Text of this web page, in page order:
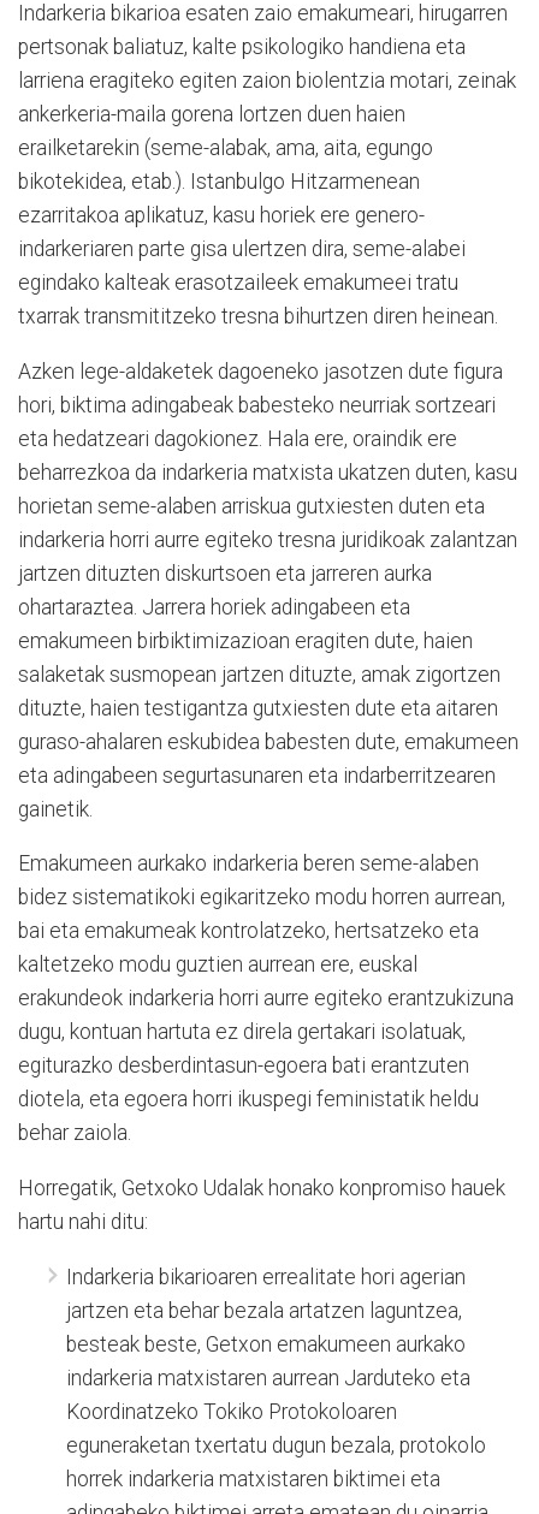
Indarkeria bikarioa esaten zaio emakumeari, hirugarren
pertsonak baliatuz, kalte psikologiko handiena eta
larriena eragiteko egiten zaion biolentzia motari, zeinak
ankerkeria-maila gorena lortzen duen haien
erailketarekin (seme-alabak, ama, aita, egungo
bikotekidea, etab.). Istanbulgo Hitzarmenean
ezarritakoa aplikatuz, kasu horiek ere genero-
indarkeriaren parte gisa ulertzen dira, seme-alabei
egindako kalteak erasotzaileek emakumeei tratu
txarrak transmititzeko tresna bihurtzen diren heinean.
Azken lege-aldaketek dagoeneko jasotzen dute figura
hori, biktima adingabeak babesteko neurriak sortzeari
eta hedatzeari dagokionez. Hala ere, oraindik ere
beharrezkoa da indarkeria matxista ukatzen duten, kasu
horietan seme-alaben arriskua gutxiesten duten eta
indarkeria horri aurre egiteko tresna juridikoak zalantzan
jartzen dituzten diskurtsoen eta jarreren aurka
ohartaraztea. Jarrera horiek adingabeen eta
emakumeen birbiktimizazioan eragiten dute, haien
salaketak susmopean jartzen dituzte, amak zigortzen
dituzte, haien testigantza gutxiesten dute eta aitaren
guraso-ahalaren eskubidea babesten dute, emakumeen
eta adingabeen segurtasunaren eta indarberritzearen
gainetik.
Emakumeen aurkako indarkeria beren seme-alaben
bidez sistematikoki egikaritzeko modu horren aurrean,
bai eta emakumeak kontrolatzeko, hertsatzeko eta
kaltetzeko modu guztien aurrean ere, euskal
erakundeok indarkeria horri aurre egiteko erantzukizuna
dugu, kontuan hartuta ez direla gertakari isolatuak,
egiturazko desberdintasun-egoera bati erantzuten
diotela, eta egoera horri ikuspegi feministatik heldu
behar zaiola.
Horregatik, Getxoko Udalak honako konpromiso hauek
hartu nahi ditu:
Indarkeria bikarioaren errealitate hori agerian
jartzen eta behar bezala artatzen laguntzea,
besteak beste, Getxon emakumeen aurkako
indarkeria matxistaren aurrean Jarduteko eta
Koordinatzeko Tokiko Protokoloaren
eguneraketan txertatu dugun bezala, protokolo
horrek indarkeria matxistaren biktimei eta